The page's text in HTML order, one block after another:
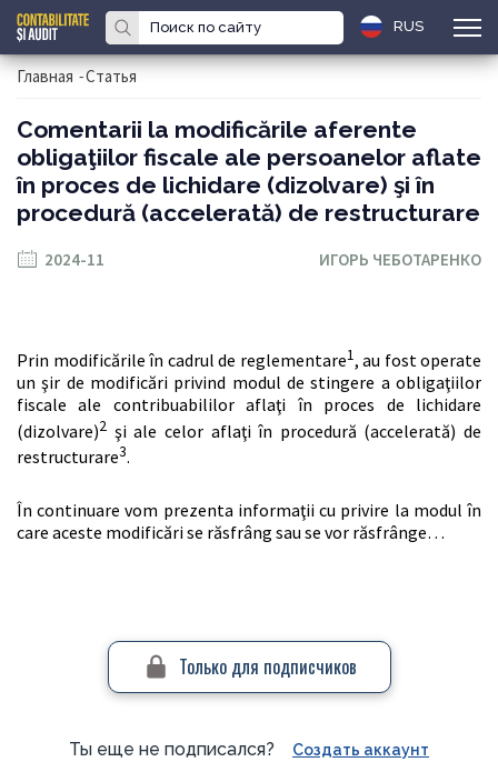
RUS
Главная -Статья
Comentarii la modificările aferente
obligaţiilor fiscale ale persoanelor aflate
în proces de lichidare (dizolvare) şi în
procedură (accelerată) de restructurare
2024-11 ИГОРЬ ЧЕБОТАРЕНКО
Prin modificările în cadrul de reglementare1, au fost operate
un şir de modificări privind modul de stingere a obligaţiilor
fiscale ale contribuabililor aflaţi în proces de lichidare
(dizolvare)2 şi ale celor aflaţi în procedură (accelerată) de
restructurare3.
În continuare vom prezenta informaţii cu privire la modul în
care aceste modificări se răsfrâng sau se vor răsfrânge…
Только для подписчиков
Ты еще не подписался? Создать аккаунт